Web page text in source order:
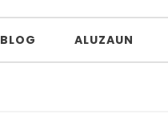
BLOG ALUZAUN